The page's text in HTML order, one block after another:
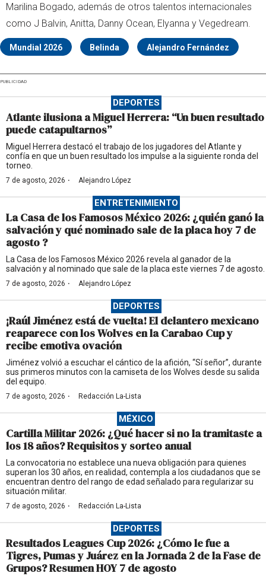
Marilina Bogado, además de otros talentos internacionales
como J Balvin, Anitta, Danny Ocean, Elyanna y Vegedream.
Mundial 2026 Belinda Alejandro Fernández
PUBLICIDAD
DEPORTES
Atlante ilusiona a Miguel Herrera: “Un buen resultado
puede catapultarnos”
Miguel Herrera destacó el trabajo de los jugadores del Atlante y
confía en que un buen resultado los impulse a la siguiente ronda del
torneo.
7 de agosto, 2026 · Alejandro López
ENTRETENIMIENTO
La Casa de los Famosos México 2026: ¿quién ganó la
salvación y qué nominado sale de la placa hoy 7 de
agosto ?
La Casa de los Famosos México 2026 revela al ganador de la
salvación y al nominado que sale de la placa este viernes 7 de agosto.
7 de agosto, 2026 · Alejandro López
DEPORTES
¡Raúl Jiménez está de vuelta! El delantero mexicano
reaparece con los Wolves en la Carabao Cup y
recibe emotiva ovación
Jiménez volvió a escuchar el cántico de la afición, “Sí señor”, durante
sus primeros minutos con la camiseta de los Wolves desde su salida
del equipo.
7 de agosto, 2026 · Redacción La-Lista
MÉXICO
Cartilla Militar 2026: ¿Qué hacer si no la tramitaste a
los 18 años? Requisitos y sorteo anual
La convocatoria no establece una nueva obligación para quienes
superan los 30 años, en realidad, contempla a los ciudadanos que se
encuentran dentro del rango de edad señalado para regularizar su
situación militar.
7 de agosto, 2026 · Redacción La-Lista
DEPORTES
Resultados Leagues Cup 2026: ¿Cómo le fue a
Tigres, Pumas y Juárez en la Jornada 2 de la Fase de
Grupos? Resumen HOY 7 de agosto